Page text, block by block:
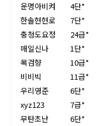
운명아비켜
4단*
한솔현현로
7단*
충청도요정
24급*
매일신나
1단*
목검향
10급*
비비빅
11급*
우리영준
6단*
xyz123
7급*
무탄초난
6단*